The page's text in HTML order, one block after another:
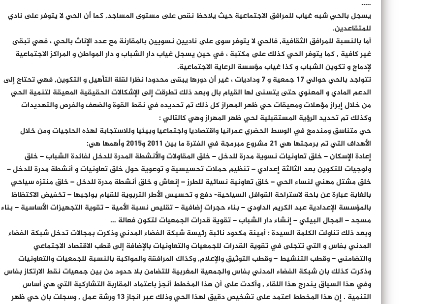
…..
يسجل بالحي شبه غياب للمرافق الاجتماعية حيث يلاحظ نقص على مستوى المساجد, كما أن الحي لا يتوفر على نادي
للمتقاعدين.
أما بالنسبة للمرافق الثقافية, فالحي لا يتوفر سوى على ناديين نسويين بالمقارنة مع عدد الإناث بالحي ، فهي تبقى
غير كافية , كما يتوفر الحي كذلك على مكتبة ، في حين يسجل غياب دار الشباب و دار المواطن و المراكز الاجتماعية
لإدماج و تكوين الشباب و كذا غياب مؤسسة الرعاية الاجتماعية.
تتواجد بالحي حوالي 17 جمعية و 7 وداديات ، غير أن دورها يبقى محدودا نظرا لقلة التأهيل و التكوين, فهي تحتاج إلى
الدعم المادي و المعنوي حتى يتسنى لها القيام بال وبعد ذلك تطرقت إلى الإشكالات الحقيقية المعيقة لتنمية الحي
من خلال إبراز مؤهلات ومعيقات حي ظهر المهراز كل ذلك تم تحديده في نقط القوة والضعف والفرص والتهديدات
وكذلك تم تحديد الرؤية المستقبلية لحي ظهر المهراز وهي كالتالي :
حي متناسق ومندمج في الوسط الحضري عمرانيا واقتصاديا واجتماعيا وبيئيا وللاستجابة لهذه الحاجيات ومن خلال
الأهداف التي تم برمجتها هي 21 مشروع مبرمجة في الفترة ما بين 2011 و2015 وأهمها هي:
إعادة الإسكان – خلق تعاونيات نسوية مدرة للدخل – خلق المقاولات والأنشطة المدرة للدخل لفائدة الشباب – خلق
ولوجيات للتكوين بعد الثالثة إعدادي – تنظيم حملات تحسيسية و توعوية حول خلق تعاونيات و أنشطة مدرة للدخل –
خلق مشتل مهني لنساء الحي – خلق تعاونية نسائية للطرز – إنعاش و خلق أنشطة مدرة للدخل – خلق منتزه سياحي
بالغابة عبارة عن باحة لاستراحة القوافل السياحية- دفع و تحسيس الأطر التربوية للقيام بواجبها – تخفيض الاكتظاظ
بالمؤسسة الإعدادية عبد الكريم الداودي – بناء حجرات إضافية – تقليص نسبة الأمية – تقوية التجهيزات الأساسية – بناء
مسجد – المجال البيئي – إنشاء دار الشباب – تقوية قدرات الجمعيات لتكون فعالة …
وبعد ذلك تناولت الكلمة السيدة : أمينة مكدود نائبة رئيسة شبكة الفضاء المدني وذكرت بمجالات تدخل شبكة الفضاء
المدني بفاس و التي تتجلى في تقوية القدرات للجمعيات والتعاونيات بالإضافة إلى قطب الاقتصاد الاجتماعي
والتضامني – وقطب التنشيط – وقطب التوثيق والإعلام, وكذاك المرافقة والمواكبة بالنسبة للجمعيات والتعاونيات
وذكرت كذلك بان شبكة الفضاء المدني بفاس والجمعية المغربية للتضامن بلا حدود من بين جمعيات نقط الارتكاز بفاس
وفي هذا السياق يندرج هذا اللقاء , وأكدت على أن هذا المخطط أنجز باعتماد المقاربة التشاركية التي هي أساس
التنمية . إن هذا المخطط اعتمد على تشخيص دقيق لهذا الحي وذلك عبر انجاز 13 ورشة عمل , وسجلت بان حي ظهر